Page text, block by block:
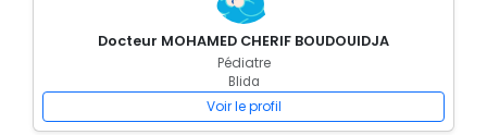
Docteur MOHAMED CHERIF BOUDOUIDJA
Pédiatre
Blida
Voir le profil